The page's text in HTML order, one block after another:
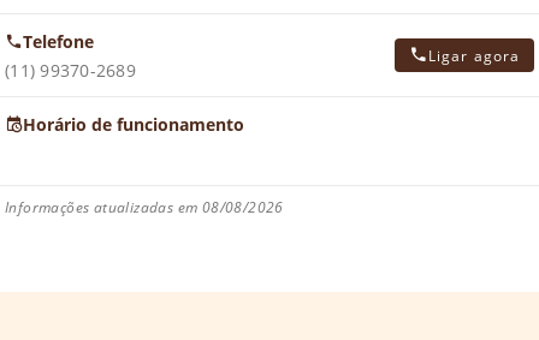
Telefone
(11) 99370-2689
Ligar agora
Horário de funcionamento
Informações atualizadas em 08/08/2026